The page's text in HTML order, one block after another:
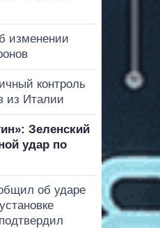
изменении
контроль
из Италии
Зеленский
удар по
об ударе